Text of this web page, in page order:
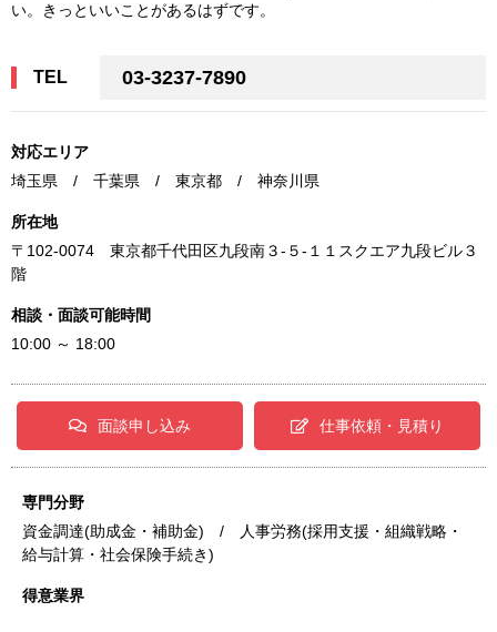
い。きっといいことがあるはずです。
TEL 03-3237-7890
対応エリア
埼玉県 / 千葉県 / 東京都 / 神奈川県
所在地
〒102-0074 東京都千代田区九段南３-５-１１スクエア九段ビル３
階
相談・面談可能時間
10:00 ～ 18:00
面談申し込み 仕事依頼・見積り
専門分野
資金調達(助成金・補助金) / 人事労務(採用支援・組織戦略・
給与計算・社会保険手続き)
得意業界